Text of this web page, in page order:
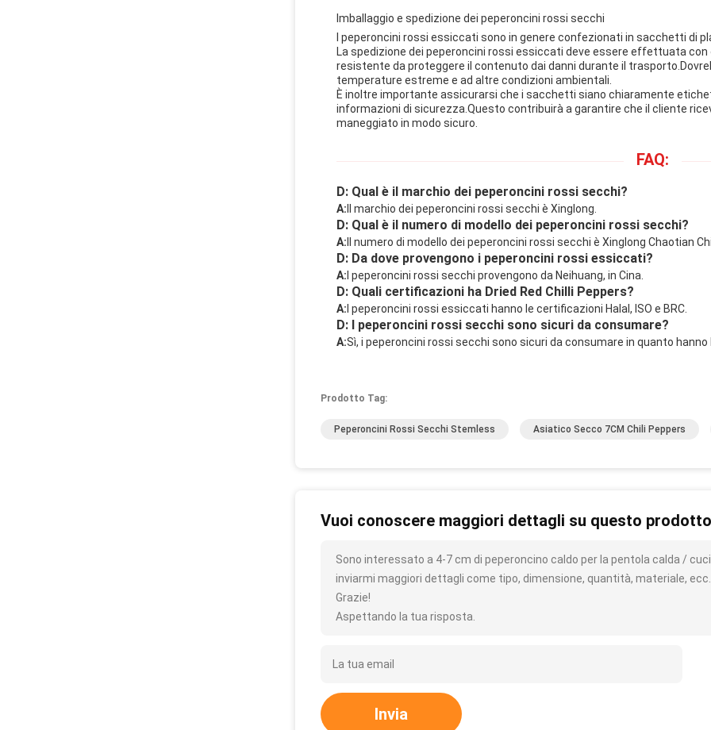
Imballaggio e spedizione dei peperoncini rossi secchi
I peperoncini rossi essiccati sono in genere confezionati in sacchetti di
La spedizione dei peperoncini rossi essiccati deve essere effettuata
resistente da proteggere il contenuto dai danni durante il
temperature estreme e ad altre condizioni ambientali.
È inoltre importante assicurarsi che i sacchetti siano chiaramente
informazioni di sicurezza.Questo contribuirà a garantire che il cliente
maneggiato in modo sicuro.
FAQ:
D: Qual è il marchio dei peperoncini rossi secchi?
A: Il marchio dei peperoncini rossi secchi è Xinglong.
D: Qual è il numero di modello dei peperoncini rossi secchi?
A: Il numero di modello dei peperoncini rossi secchi è Xinglong Chaotian
D: Da dove provengono i peperoncini rossi essiccati?
A: I peperoncini rossi secchi provengono da Neihuang, in Cina.
D: Quali certificazioni ha Dried Red Chilli Peppers?
A: I peperoncini rossi essiccati hanno le certificazioni Halal, ISO e BRC.
D: I peperoncini rossi secchi sono sicuri da consumare?
A:Sì, i peperoncini rossi secchi sono sicuri da consumare in quanto hanno
Prodotto Tag:
Peperoncini Rossi Secchi Stemless Asiatico Secco 7CM Chili Peppers
Vuoi conoscere maggiori dettagli su questo prodotto
Sono interessato a 4-7 cm di peperoncino caldo per la pentola calda /
inviarmi maggiori dettagli come tipo, dimensione, quantità, materiale, ecc.
Grazie!
Aspettando la tua risposta.
Invia